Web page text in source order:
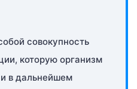
совокупность
которую организм
в дальнейшем